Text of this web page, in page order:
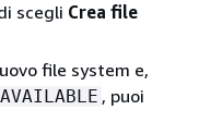
scegli Crea file
file system e,
AVAILABLE , puoi